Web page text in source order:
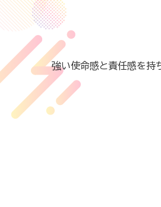
強い使命感と責任感を持